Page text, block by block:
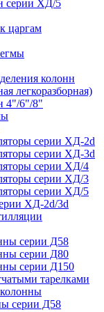
серии ХД/5
царгам
колонн
легкоразборная)
4"/6"/8"
серии ХД-2d
серии ХД-3d
серии ХД/4
серии ХД/3
серии ХД/5
ХД-2d/3d
серии Д58
серии Д80
серии Д150
тарелками
серии Д58